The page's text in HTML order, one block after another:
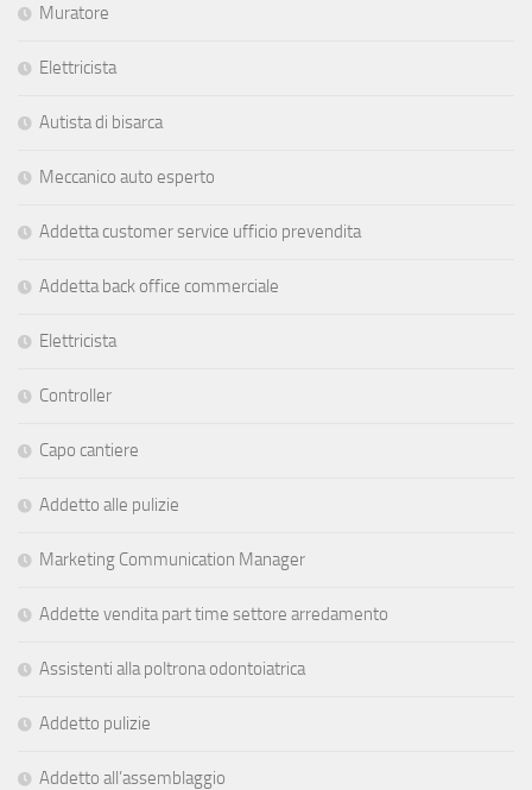
Muratore
Elettricista
Autista di bisarca
Meccanico auto esperto
Addetta customer service ufficio prevendita
Addetta back office commerciale
Elettricista
Controller
Capo cantiere
Addetto alle pulizie
Marketing Communication Manager
Addette vendita part time settore arredamento
Assistenti alla poltrona odontoiatrica
Addetto pulizie
Addetto all’assemblaggio